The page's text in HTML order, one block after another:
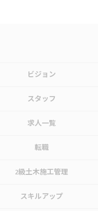
ビジョン
スタッフ
求人一覧
転職
2級土木施工管理
スキルアップ